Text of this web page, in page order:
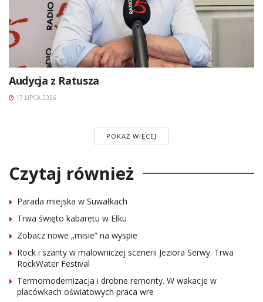
Audycja z Ratusza
17 LIPCA 2026
POKAŻ WIĘCEJ
Czytaj również
Parada miejska w Suwałkach
Trwa święto kabaretu w Ełku
Zobacz nowe „misie” na wyspie
Rock i szanty w malowniczej scenerii Jeziora Serwy. Trwa
RockWater Festival
Termomodernizacja i drobne remonty. W wakacje w
placówkach oświatowych praca wre